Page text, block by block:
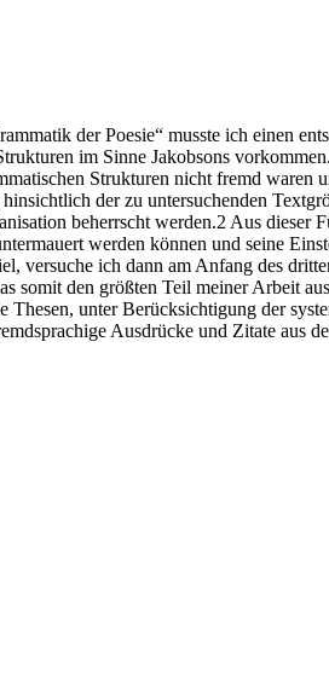
der Poesie“ musste ich einen
im Sinne Jakobsons
Strukturen nicht fremd
der zu untersuchenden
beherrscht werden.2 Aus
werden können und seine
versuche ich dann am Anfang des
den größten Teil meiner Arbeit
unter Berücksichtigung der
Ausdrücke und Zitate aus